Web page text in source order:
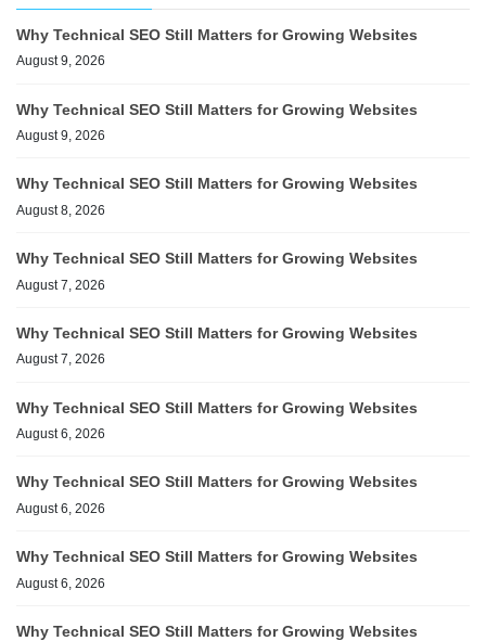
Why Technical SEO Still Matters for Growing Websites
August 9, 2026
Why Technical SEO Still Matters for Growing Websites
August 9, 2026
Why Technical SEO Still Matters for Growing Websites
August 8, 2026
Why Technical SEO Still Matters for Growing Websites
August 7, 2026
Why Technical SEO Still Matters for Growing Websites
August 7, 2026
Why Technical SEO Still Matters for Growing Websites
August 6, 2026
Why Technical SEO Still Matters for Growing Websites
August 6, 2026
Why Technical SEO Still Matters for Growing Websites
August 6, 2026
Why Technical SEO Still Matters for Growing Websites